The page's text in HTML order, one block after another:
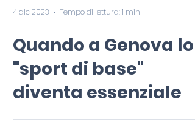
Tempo di lettura: 1 min
Quando a Genova lo
"sport di base"
diventa essenziale